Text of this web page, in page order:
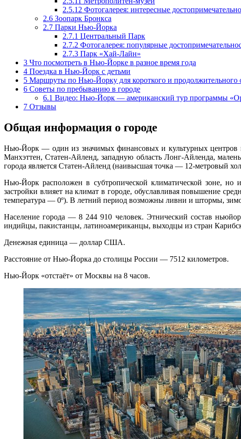
2.5.12 Фотогалерея: интересные
2.6 Зоопарк Бронкса
2.7 Парки Нью-Йорка
2.7.1 Центральный Парк
2.7.2 Фотогалерея: популярные
2.7.3 Парк «Хай-Лайн»
3 Что посмотреть в Нью-Йорке в разное время года
4 Поездка в Нью-Йорк с детьми
5 Маршруты по Нью-Йорку для короткого и продолжительного
6 Советы по пребыванию в городе
6.1 Видео: Нью-Йорк — американский тур программы
7 Отзывы
Общая информация о городе
Нью-Йорк — один из значимых финансовых и культурных центров
Манхэттен, Статен-Айленд, западную область Лонг-Айленда,
города является Статен-Айленд (наивысшая точка — 12-метровый
Нью-Йорк расположен в субтропической климатической зоне, но
застройки влияет на климат в городе, обуславливая повышение
температура — 0º). В летний период возможны ливни и штормы,
Население города — 8 244 910 человек. Этнический состав
индийцы, пакистанцы, латиноамериканцы, выходцы из стран
Денежная единица — доллар США.
Расстояние от Нью-Йорка до столицы России — 7512 километров.
Нью-Йорк «отстаёт» от Москвы на 8 часов.